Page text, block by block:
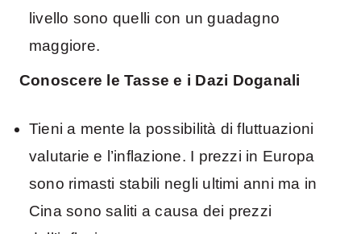
livello sono quelli con un guadagno
maggiore.
Conoscere le Tasse e i Dazi Doganali
Tieni a mente la possibilità di fluttuazioni
valutarie e l’inflazione. I prezzi in Europa
sono rimasti stabili negli ultimi anni ma in
Cina sono saliti a causa dei prezzi